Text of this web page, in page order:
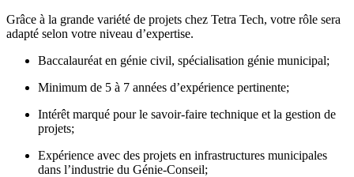
Grâce à la grande variété de projets chez Tetra Tech, votre rôle sera
adapté selon votre niveau d’expertise.
Baccalauréat en génie civil, spécialisation génie municipal;
Minimum de 5 à 7 années d’expérience pertinente;
Intérêt marqué pour le savoir-faire technique et la gestion de
projets;
Expérience avec des projets en infrastructures municipales
dans l’industrie du Génie-Conseil;